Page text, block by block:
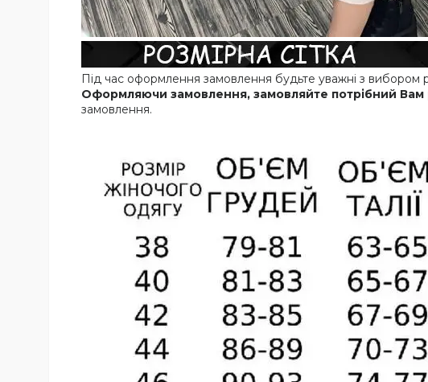
Під час оформлення замовлення будьте уважні з вибором
Оформляючи замовлення, замовляйте потрібний
замовлення.